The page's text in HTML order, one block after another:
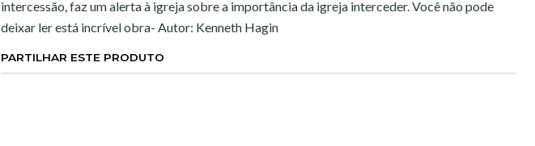
intercessão, faz um alerta à igreja sobre a importância da igreja interceder. Você não pode
deixar ler está incrível obra- Autor: Kenneth Hagin
PARTILHAR ESTE PRODUTO